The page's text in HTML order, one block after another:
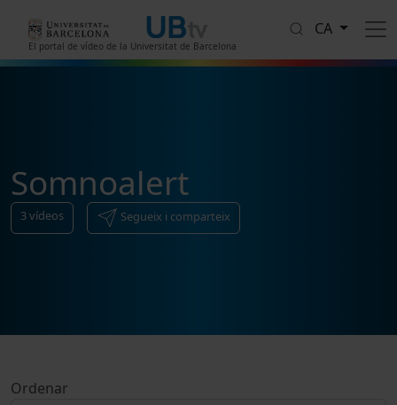
El portal de vídeo de la Universitat de Barcelona
CA
Somnoalert
3vídeos Segueix i comparteix
Ordenar